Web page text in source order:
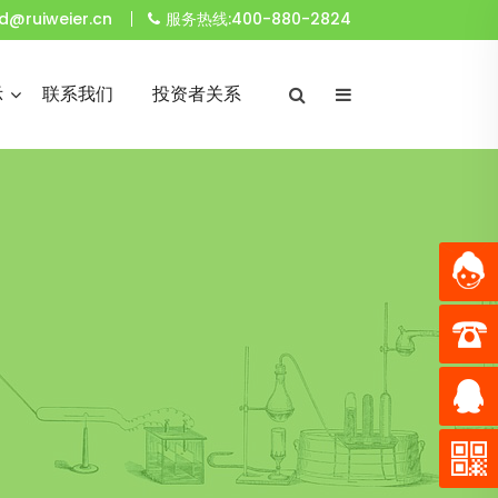
服务热线:400-880-2824
联系我们 投资者关系